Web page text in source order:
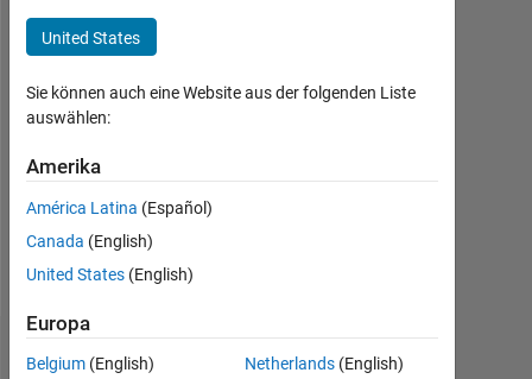
Followers:
Following:
Follow
Nachricht
Dashboard
United States
Sie können auch eine Website aus der folgenden Liste
auswählen:
Amerika
América Latina (Español)
Canada (English)
United States (English)
Europa
Belgium (English)
Netherlands (English)